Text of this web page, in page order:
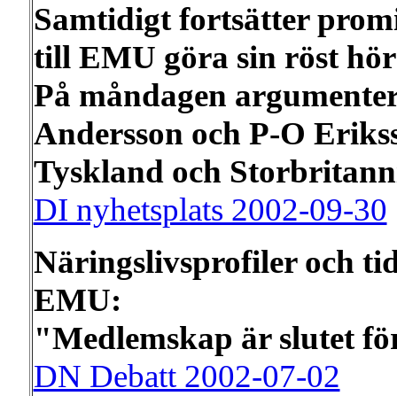
Samtidigt fortsätter
till EMU göra sin röst
På måndagen
Andersson och P-O
Tyskland och
DI nyhetsplats 2002-09-30
Näringslivsprofiler och
EMU:
"Medlemskap är slutet
DN Debatt 2002-07-02